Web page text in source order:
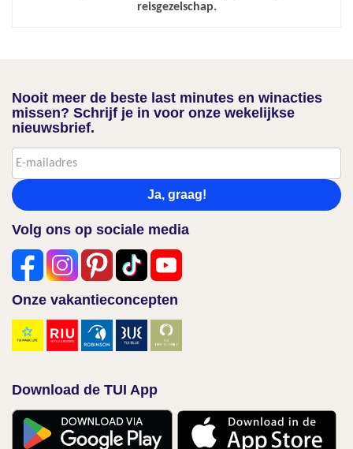
reisgezelschap.
Nooit meer de beste last minutes en winacties
missen? Schrijf je in voor onze wekelijkse
nieuwsbrief.
Ja, graag!
Volg ons op sociale media
Onze vakantieconcepten
Download de TUI App